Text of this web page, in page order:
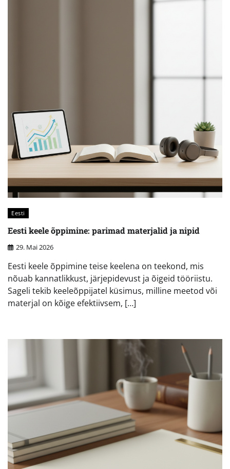
Eesti
Eesti keele õppimine: parimad materjalid ja nipid
29. Mai 2026
Eesti keele õppimine teise keelena on teekond, mis
nõuab kannatlikkust, järjepidevust ja õigeid tööriistu.
Sageli tekib keeleõppijatel küsimus, milline meetod või
materjal on kõige efektiivsem, […]